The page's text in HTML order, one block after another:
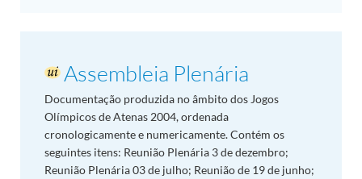
Assembleia Plenária
Documentação produzida no âmbito dos Jogos
Olímpicos de Atenas 2004, ordenada
cronologicamente e numericamente. Contém os
seguintes itens: Reunião Plenária 3 de dezembro;
Reunião Plenária 03 de julho; Reunião de 19 de junho;